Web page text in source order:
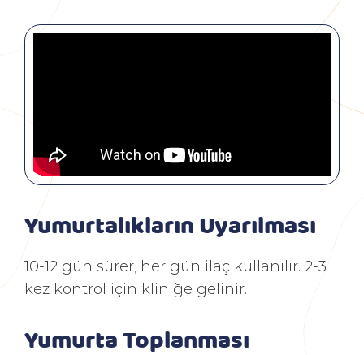
Yumurtalıkların Uyarılması
10-12 gün sürer, her gün ilaç kullanılır. 2-3
kez kontrol için kliniğe gelinir.
Yumurta Toplanması